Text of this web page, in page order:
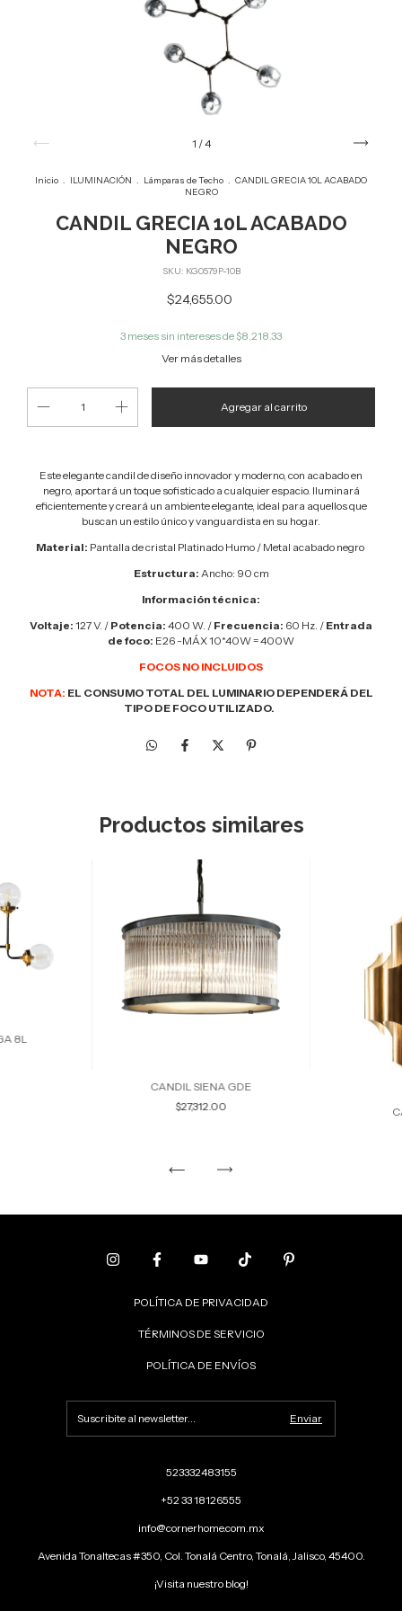
1 /4
Inicio . ILUMINACIÓN . Lámparas de Techo . CANDIL GRECIA 10L ACABADO
NEGRO
CANDIL GRECIA 10L ACABADO
NEGRO
SKU: KG0579P-10B
$24,655.00
3 meses sin intereses de $8,218.33
Ver más detalles
Este elegante candil de diseño innovador y moderno, con acabado en
negro, aportará un toque sofisticado a cualquier espacio. Iluminará
eficientemente y creará un ambiente elegante, ideal para aquellos que
buscan un estilo único y vanguardista en su hogar.
Material: Pantalla de cristal Platinado Humo / Metal acabado negro
Estructura: Ancho: 90 cm
Información técnica:
Voltaje: 127 V. / Potencia: 400 W. / Frecuencia: 60 Hz. / Entrada
de foco: E26 -MÁX 10*40W = 400W
FOCOS NO INCLUIDOS
NOTA: EL CONSUMO TOTAL DEL LUMINARIO DEPENDERÁ DEL
TIPO DE FOCO UTILIZADO.
Productos similares
8L
CANDIL SIENA GDE
$27,312.00
POLÍTICA DE PRIVACIDAD
TÉRMINOS DE SERVICIO
POLÍTICA DE ENVÍOS
523332483155
+52 33 18126555
info@cornerhome.com.mx
Avenida Tonaltecas #350, Col. Tonalá Centro, Tonalá, Jalisco, 45400.
¡Visita nuestro blog!